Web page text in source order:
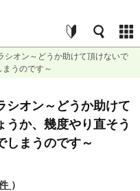
シオン～どうか助けて頂けないで
うのです～
シオン～どうか助けて
うか、幾度やり直そう
しまうのです～
）